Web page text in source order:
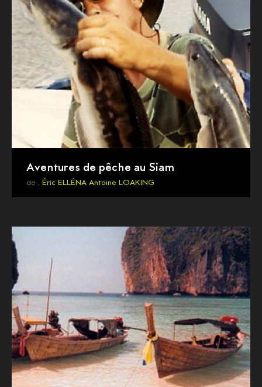
Aventures de pêche au Siam
de , Éric ELLÉNA Antoine LOAKING